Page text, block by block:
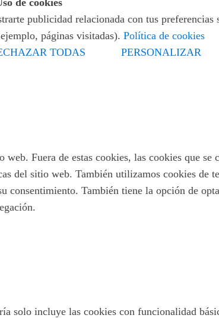
publicidad relacionada con tus
páginas visitadas). Política de cookies
TODAS PERSONALIZAR
Fuera de estas cookies, las cookies que se
del sitio web. También utilizamos cookies de
consentimiento. También tiene la opción de
solo incluye las cookies con funcionalidad